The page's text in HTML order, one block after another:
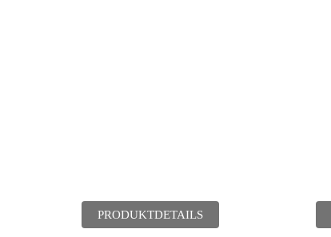
PRODUKTDETAILS